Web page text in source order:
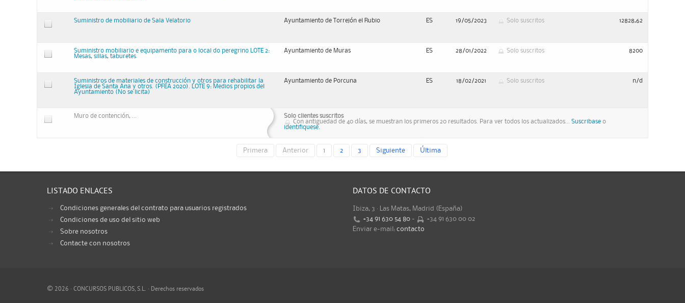
Suministro de mobiliario de Sala Velatorio Ayuntamiento de Torrejón el Rubio ES 19/05/2023 Solo suscritos 12828,62
Suministro mobiliario e equipamento para o local do peregrino LOTE 2:
Mesas, sillas, taburetes
Ayuntamiento de Muras ES 28/01/2022 Solo suscritos 8200
Suministros de materiales de construcción y otros para rehabilitar la
Iglesia de Santa Ana y otros. (PFEA 2020). LOTE 9: Medios propios del
Ayuntamiento (No se licita)
Ayuntamiento de Porcuna ES 18/02/2021 Solo suscritos n/d
Muro de contención, ...
Solo clientes suscritos
Con antiguedad de 40 días, se muestran los primeros 20 resultados. Para ver todos los actualizados... Suscribase o
identifiquese.
Primera Anterior 1 2 3 Siguiente Última
LISTADO ENLACES
Condiciones generales del contrato para usuarios registrados
Condiciones de uso del sitio web
Sobre nosotros
Contacte con nosotros
DATOS DE CONTACTO
Ibiza, 3 · Las Matas, Madrid (España)
+34 91 630 54 80 -
+34 91 630 00 02
Enviar e-mail: contacto
© 2026 · CONCURSOS PUBLICOS, S.L. · Derechos reservados